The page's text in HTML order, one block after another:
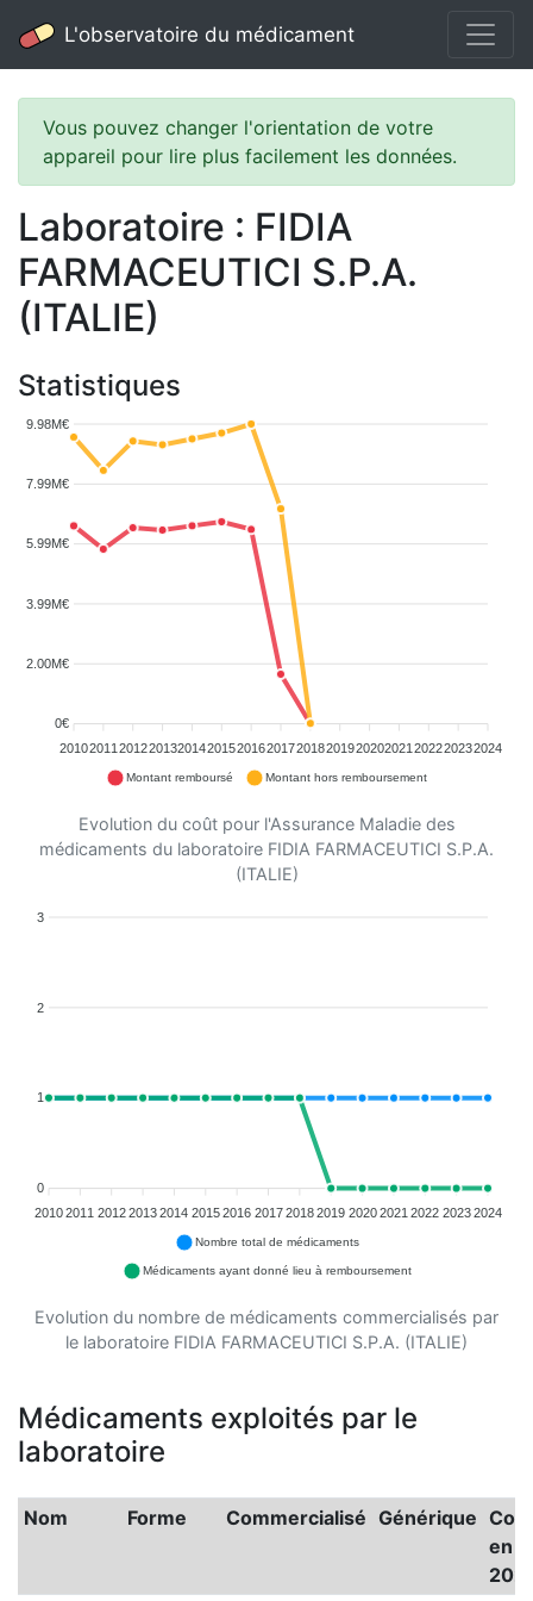
L'observatoire du médicament
Vous pouvez changer l'orientation de votre
appareil pour lire plus facilement les données.
Laboratoire : FIDIA
FARMACEUTICI S.P.A.
(ITALIE)
Statistiques
9.98M€
7.99M€
5.99M€
3.99M€
2.00M€
0€
20102011 2012201320142015201620172018201920202021 202220232024
Montant remboursé Montant hors remboursement
Evolution du coût pour l'Assurance Maladie des
médicaments du laboratoire FIDIA FARMACEUTICI S.P.A.
(ITALIE)
3
2
1
0
20102011 20122013 2014 20152016 2017 20182019 2020 2021 2022 20232024
Nombre total de médicaments
Médicaments ayant donné lieu à remboursement
Evolution du nombre de médicaments commercialisés par
le laboratoire FIDIA FARMACEUTICI S.P.A. (ITALIE)
Médicaments exploités par le
laboratoire
Nom Forme Commercialisé Générique Coût
en